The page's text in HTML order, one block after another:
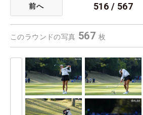
前へ 516 / 567
このラウンドの写真 567 枚